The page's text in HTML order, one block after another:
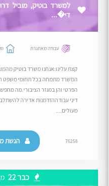
למשרד בוטיק, מוביל
די�...
עבודה מאתגרת
קצת עלינו:אנחנו משרד בוטיק
המשרד מתמחה בכל תחומי משפט
דיני עבודההזדמנות אדירה
מעולים....
76258 הגשת
כבר 22